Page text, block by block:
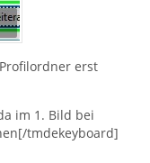
erst
im 1. Bild bei
tmdekeyboard]